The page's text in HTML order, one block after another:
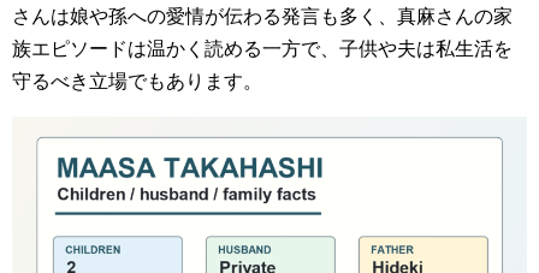
さんは娘や孫への愛情が伝わる発言も多く、真麻さんの家
族エピソードは温かく読める一方で、子供や夫は私生活を
守るべき立場でもあります。